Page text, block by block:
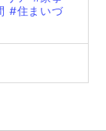
#住まいづ